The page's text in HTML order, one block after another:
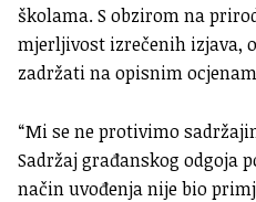
školama. S obzirom na
mjerljivost izrečenih izjava,
zadržati na opisnim
“Mi se ne protivimo
Sadržaj građanskog odgoja
način uvođenja nije bio